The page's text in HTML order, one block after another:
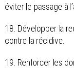
éviter le passage à
18. Développer la
contre la récidive.
19. Renforcer les